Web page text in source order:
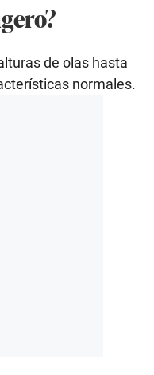
de olas hasta
normales.